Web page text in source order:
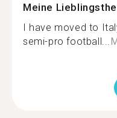
Meine
I have moved to
semi-pro football...